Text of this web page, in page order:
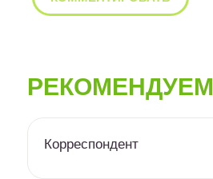
РЕКОМЕНДУЕМ
Корреспондент